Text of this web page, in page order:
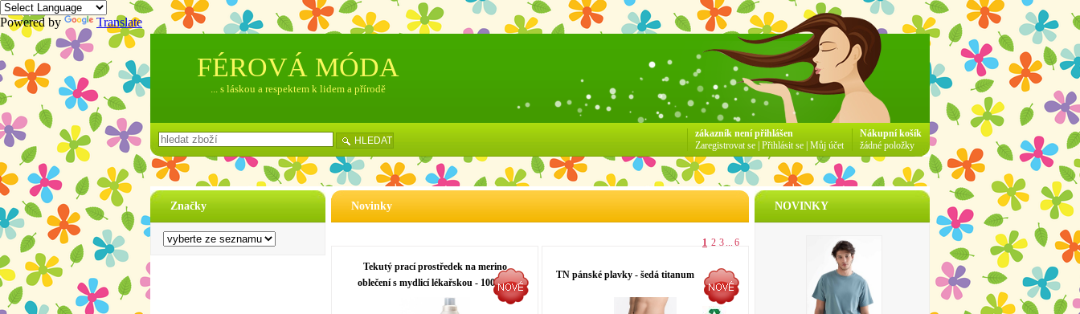
Powered by Translate
Značky Novinky
1 2 3 ... 6
Tekutý prací prostředek na merino
oblečení s mydlicí lékařskou - 1000 ml
TN pánské plavky - šedá titanum
NOVINKY
FÉROVÁ MÓDA
... s láskou a respektem k lidem a přírodě
HLEDAT
Nákupní košík
žádné položky
zákazník není přihlášen
Zaregistrovat se Přihlásit se Můj účet